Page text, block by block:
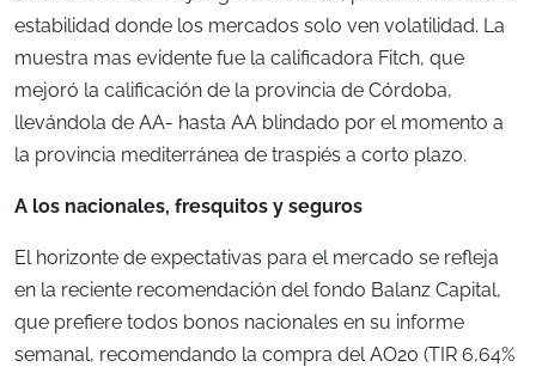
estabilidad donde los mercados solo ven volatilidad. La
muestra mas evidente fue la calificadora Fitch, que
mejoró la calificación de la provincia de Córdoba,
llevándola de AA- hasta AA blindado por el momento a
la provincia mediterránea de traspiés a corto plazo.
A los nacionales, fresquitos y seguros
El horizonte de expectativas para el mercado se refleja
en la reciente recomendación del fondo Balanz Capital,
que prefiere todos bonos nacionales en su informe
semanal, recomendando la compra del AO20 (TIR 6,64%